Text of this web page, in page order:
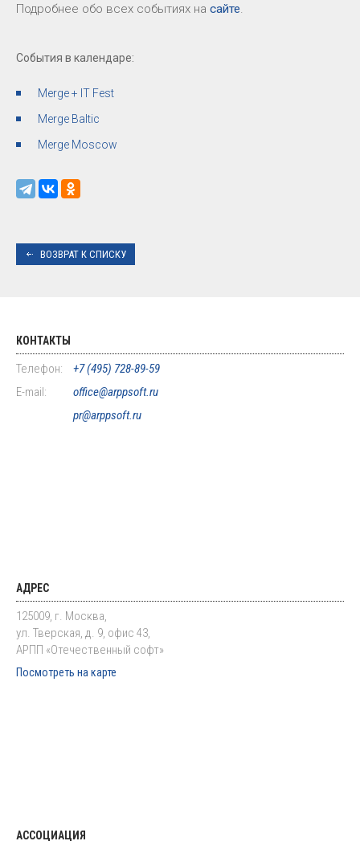
Подробнее обо всех событиях на сайте.
События в календаре:
Merge + IT Fest
Merge Baltic
Merge Moscow
ВОЗВРАТ К СПИСКУ
КОНТАКТЫ
Телефон:
+7 (495) 728-89-59
E-mail:
office@arppsoft.ru
pr@arppsoft.ru
АДРЕС
125009, г. Москва,
ул. Тверская, д. 9, офис 43,
АРПП «Отечественный софт»
Посмотреть на карте
АССОЦИАЦИЯ